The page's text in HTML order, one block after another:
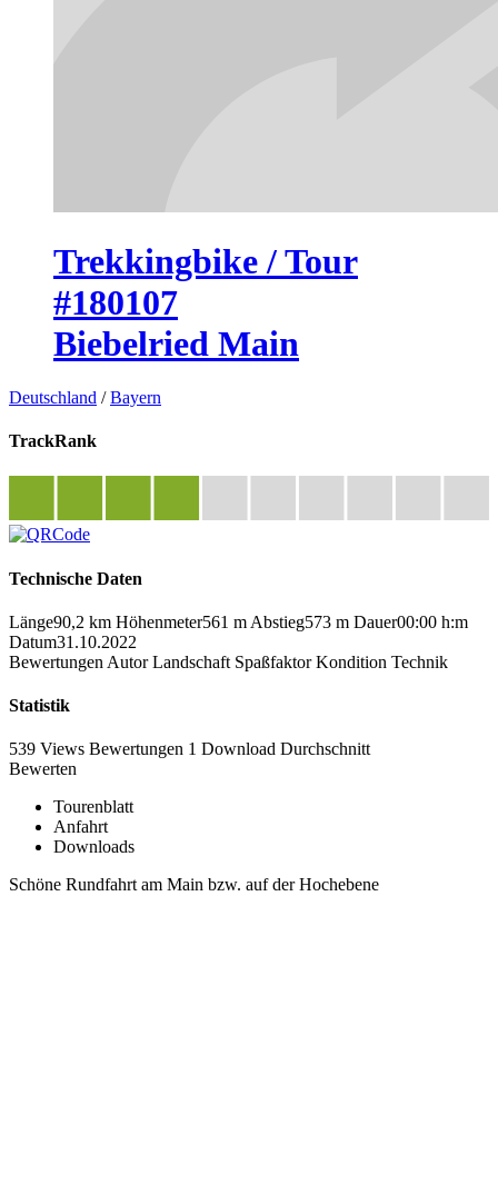
Trekkingbike / Tour
#180107
Biebelried Main
Deutschland /Bayern
TrackRank
Technische Daten
Länge90,2 km Höhenmeter561 m Abstieg573 m Dauer00:00 h:m
Datum31.10.2022
Bewertungen Autor Landschaft Spaßfaktor Kondition Technik
Statistik
539 Views Bewertungen 1 Download Durchschnitt
Bewerten
Tourenblatt
Anfahrt
Downloads
Schöne Rundfahrt am Main bzw. auf der Hochebene